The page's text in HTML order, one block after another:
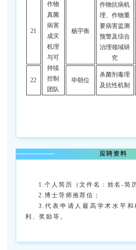
21
作物
真菌
病害
成灾
机理
与可
持续
控制
团队
杨宇衡
作物抗病机
理、作物重
要病害监测
预警及综合
治理领域研
究
22 毕朝位
杀菌剂毒理
及抗性机制
应聘资料
1.个人简历（文件名：姓名-简
2.博士导师推荐信；
3.代表申请人最高学术水平和
利、奖励等。